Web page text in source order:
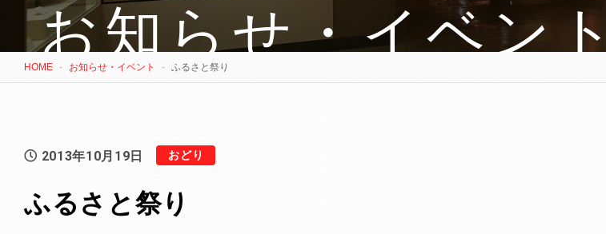
お知らせ・イベント
HOME お知らせ・イベント ふるさと祭り
2013年10月19日 おどり
ふるさと祭り